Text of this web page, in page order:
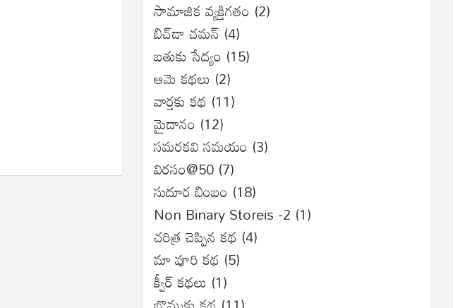
సామాజిక వ్యక్తిగతం (2)
బిచ్‌డా చమన్ (4)
బతుకు సేద్యం (15)
ఆమె కథలు (2)
వార్తకు కథ (11)
మైదానం (12)
సమరకవి సమయం (3)
విరసం@50 (7)
సుదూర బింబం (18)
Non Binary Storeis -2 (1)
చరిత్ర చెప్పిన కథ (4)
మా వూరి కథ (5)
క్వీర్ కథలు (1)